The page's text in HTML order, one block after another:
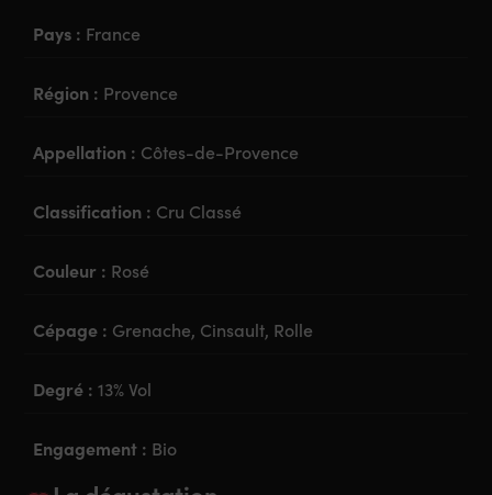
Pays : France
Région : Provence
Appellation : Côtes-de-Provence
Classification : Cru Classé
Couleur : Rosé
Cépage : Grenache, Cinsault, Rolle
Degré :13% Vol
Engagement : Bio